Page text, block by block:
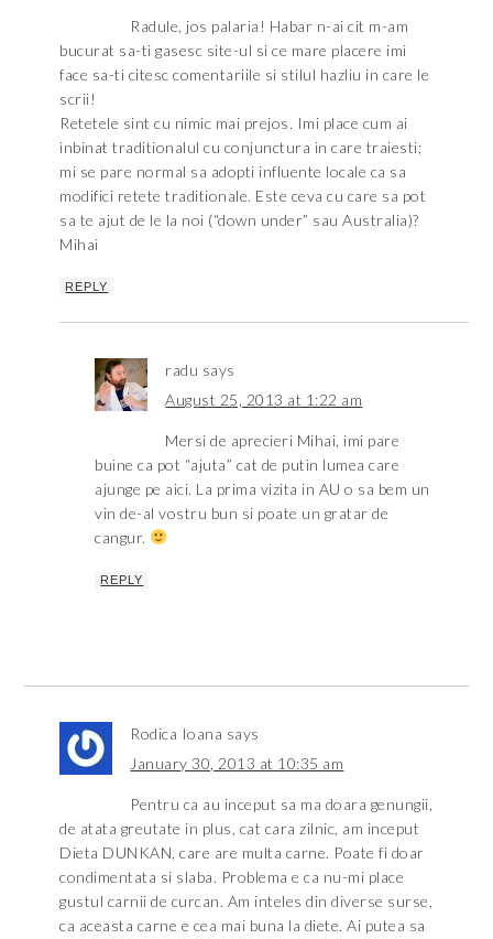
Radule, jos palaria! Habar n-ai cit m-am
bucurat sa-ti gasesc site-ul si ce mare placere imi
face sa-ti citesc comentariile si stilul hazliu in care le
scrii!
Retetele sint cu nimic mai prejos. Imi place cum ai
inbinat traditionalul cu conjunctura in care traiesti;
mi se pare normal sa adopti influente locale ca sa
modifici retete traditionale. Este ceva cu care sa pot
sa te ajut de le la noi (“down under” sau Australia)?
Mihai
REPLY
radu says
August 25, 2013 at 1:22 am
Mersi de aprecieri Mihai, imi pare
buine ca pot “ajuta” cat de putin lumea care
ajunge pe aici. La prima vizita in AU o sa bem un
vin de-al vostru bun si poate un gratar de
cangur.
REPLY
Rodica Ioana says
January 30, 2013 at 10:35 am
Pentru ca au inceput sa ma doara genungii,
de atata greutate in plus, cat cara zilnic, am inceput
Dieta DUNKAN, care are multa carne. Poate fi doar
condimentata si slaba. Problema e ca nu-mi place
gustul carnii de curcan. Am inteles din diverse surse,
ca aceasta carne e cea mai buna la diete. Ai putea sa